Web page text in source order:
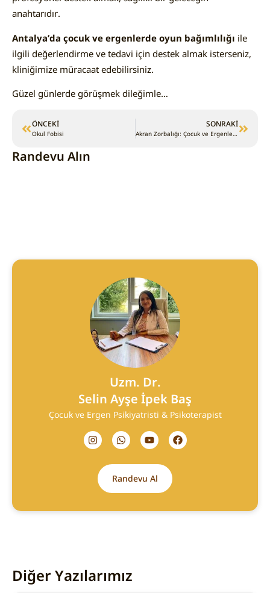
anahtarıdır.
Antalya’da çocuk ve ergenlerde oyun bağımlılığı ile
ilgili değerlendirme ve tedavi için destek almak isterseniz,
kliniğimize müracaat edebilirsiniz.
Güzel günlerde görüşmek dileğimle…
ÖNCEKI
Okul Fobisi
SONRAKI
Akran Zorbalığı: Çocuk ve Ergenlerde Belirtiler, Nedenler ve Profesyonel Destek (2025)
Randevu Alın
Uzm. Dr.
Selin Ayşe İpek Baş
Çocuk ve Ergen Psikiyatristi & Psikoterapist
Randevu Al
Diğer Yazılarımız